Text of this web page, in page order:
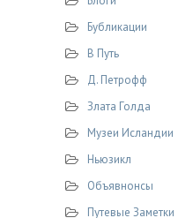
Бубликации
В Путь
Д. Петрофф
Злата Голда
Музеи Исландии
Ньюзикл
Объявнонсы
Путевые Заметки